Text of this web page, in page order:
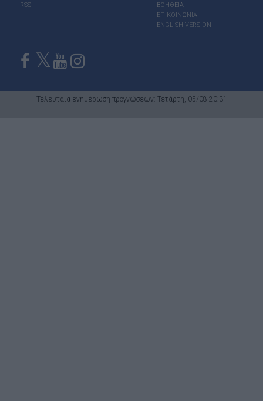
RSS
ΒΟΗΘΕΙΑ
ΕΠΙΚΟΙΝΩΝΙΑ
ENGLISH VERSION
Τελευταία ενημέρωση προγνώσεων: Τετάρτη, 05/08 20:31